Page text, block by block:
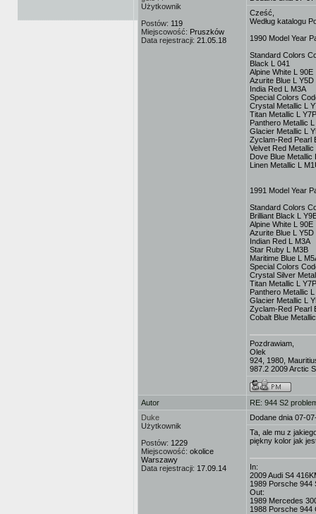
Użytkownik
Postów: 119
Miejscowość: Pruszków
Data rejestracji: 21.05.18
Cześć,
Według katalogu
1990 Model Year
Standard Colors
Black L 041
Alpine White L 90E
Azurite Blue L Y5D
India Red L M3A
Special Colors
Crystal Metallic L
Titan Metallic L Y7P
Panthero Metallic
Glacier Metallic L
Zyclam-Red Pearl
Velvet Red Metallic
Dove Blue Metallic
Linen Metallic L
1991 Model Year
Standard Colors
Brilliant Black L
Alpine White L 90E
Azurite Blue L Y5D
Indian Red L M3A
Star Ruby L M3B
Maritime Blue L
Special Colors
Crystal Silver
Titan Metallic L Y7P
Panthero Metallic
Glacier Metallic L
Zyclam-Red Pearl
Cobalt Blue
Pozdrawiam,
Olek
924, 1980,
987.2 2009 Arctic
Autor
RE: 944 S2
Duke
Użytkownik
Postów: 1229
Miejscowość: okolice
Warszawy
Data rejestracji: 17.09.14
Dodane dnia 07-
Ta, ale mu z
piękny kolor jak
In:
2009 Audi S4
1989 Porsche 944
Out:
1989 Mercedes
1988 Porsche 944